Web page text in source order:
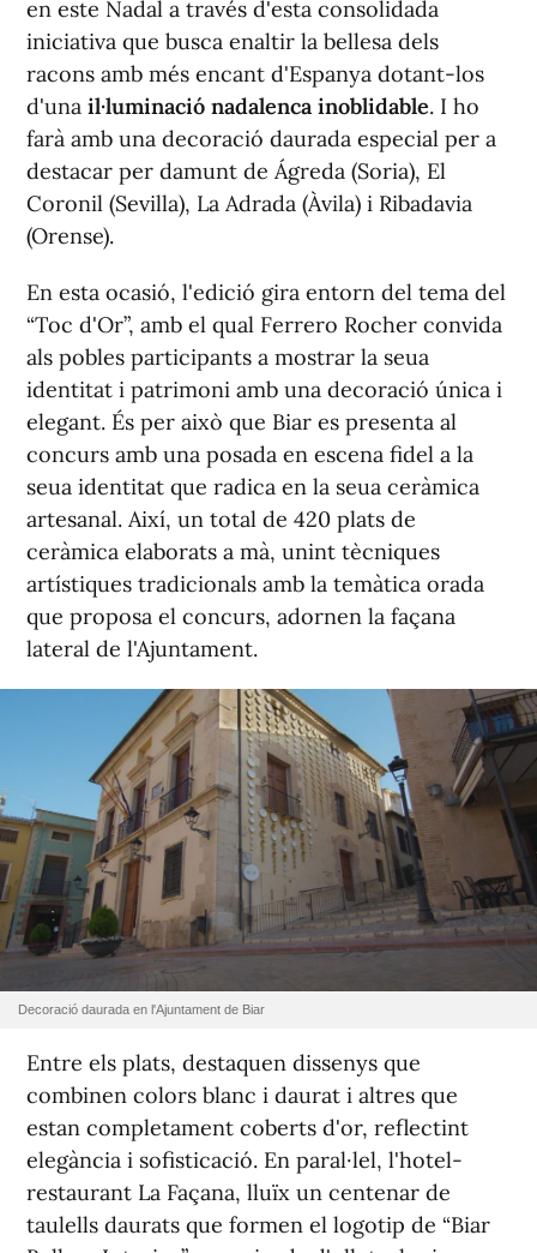
en este Nadal a través d'esta consolidada
iniciativa que busca enaltir la bellesa dels
racons amb més encant d'Espanya dotant-los
d'una il·luminació nadalenca inoblidable. I ho
farà amb una decoració daurada especial per a
destacar per damunt de Ágreda (Soria), El
Coronil (Sevilla), La Adrada (Àvila) i Ribadavia
(Orense).
En esta ocasió, l'edició gira entorn del tema del
“Toc d'Or”, amb el qual Ferrero Rocher convida
als pobles participants a mostrar la seua
identitat i patrimoni amb una decoració única i
elegant. És per això que Biar es presenta al
concurs amb una posada en escena fidel a la
seua identitat que radica en la seua ceràmica
artesanal. Així, un total de 420 plats de
ceràmica elaborats a mà, unint tècniques
artístiques tradicionals amb la temàtica orada
que proposa el concurs, adornen la façana
lateral de l'Ajuntament.
Decoració daurada en l'Ajuntament de Biar
Entre els plats, destaquen dissenys que
combinen colors blanc i daurat i altres que
estan completament coberts d'or, reflectint
elegància i sofisticació. En paral·lel, l'hotel-
restaurant La Façana, lluïx un centenar de
taulells daurats que formen el logotip de “Biar